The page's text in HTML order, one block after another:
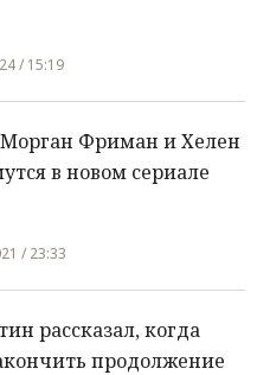
/ 15:19
Морган Фриман и Хелен
в новом сериале
/ 23:33
рассказал, когда
продолжение